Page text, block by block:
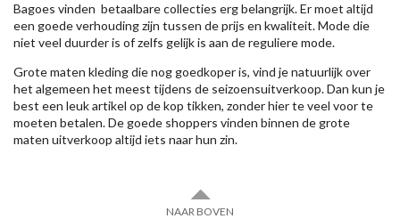
Bagoes vinden betaalbare collecties erg belangrijk. Er moet altijd
een goede verhouding zijn tussen de prijs en kwaliteit. Mode die
niet veel duurder is of zelfs gelijk is aan de reguliere mode.
Grote maten kleding die nog goedkoper is, vind je natuurlijk over
het algemeen het meest tijdens de seizoensuitverkoop. Dan kun je
best een leuk artikel op de kop tikken, zonder hier te veel voor te
moeten betalen. De goede shoppers vinden binnen de grote
maten uitverkoop altijd iets naar hun zin.
NAAR BOVEN